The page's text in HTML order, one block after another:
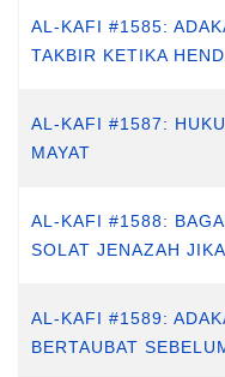
AL-KAFI #1585:
TAKBIR KETIKA
AL-KAFI #1587:
MAYAT
AL-KAFI #1588:
SOLAT JENAZAH
AL-KAFI #1589:
BERTAUBAT